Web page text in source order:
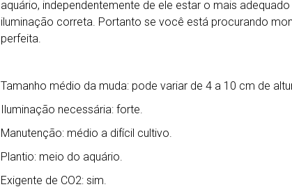
aquário, independentemente de ele estar o mais
iluminação correta. Portanto se você está procurando
perfeita.
Tamanho médio da muda: pode variar de 4 a 10 cm de
Iluminação necessária: forte.
Manutenção: médio a difícil cultivo.
Plantio: meio do aquário.
Exigente de CO2: sim.